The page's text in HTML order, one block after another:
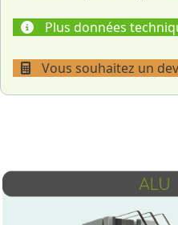
Plus données
Vous souhaitez un